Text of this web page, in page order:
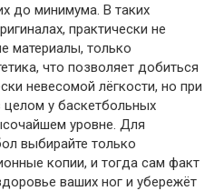
до минимума. В таких
практически не
материалы, только
что позволяет добиться
невесомой лёгкости, но при
целом у баскетбольных
уровне. Для
выбирайте только
копии, и тогда сам факт
ваших ног и убережёт